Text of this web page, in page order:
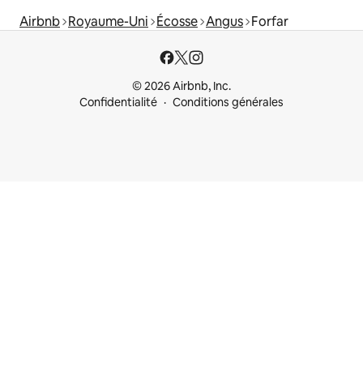
Airbnb Royaume-Uni Écosse Angus Forfar
© 2026 Airbnb, Inc.
Confidentialité
Conditions générales